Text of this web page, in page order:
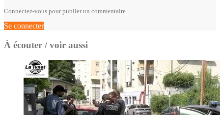
Connectez-vous pour publier un commentaire.
Se connecter
À écouter / voir aussi